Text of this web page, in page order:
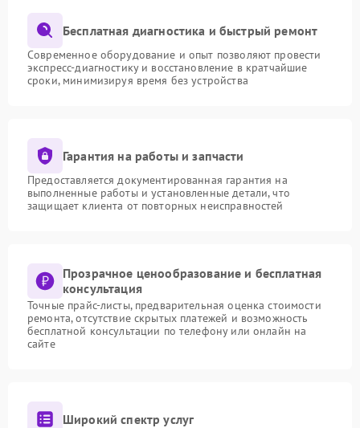
Бесплатная диагностика и быстрый ремонт
Современное оборудование и опыт позволяют провести
экспресс-диагностику и восстановление в кратчайшие
сроки, минимизируя время без устройства
Гарантия на работы и запчасти
Предоставляется документированная гарантия на
выполненные работы и установленные детали, что
защищает клиента от повторных неисправностей
Прозрачное ценообразование и бесплатная
консультация
Точные прайс-листы, предварительная оценка стоимости
ремонта, отсутствие скрытых платежей и возможность
бесплатной консультации по телефону или онлайн на
сайте
Широкий спектр услуг